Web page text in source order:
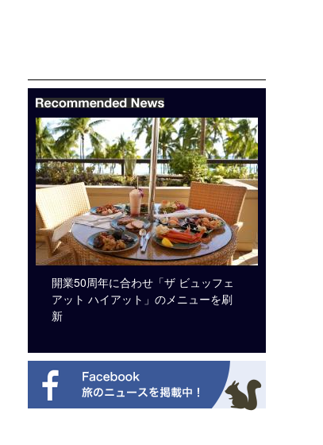
開業50周年に合わせ「ザ ビュッフェ
アット ハイアット」のメニューを刷
新